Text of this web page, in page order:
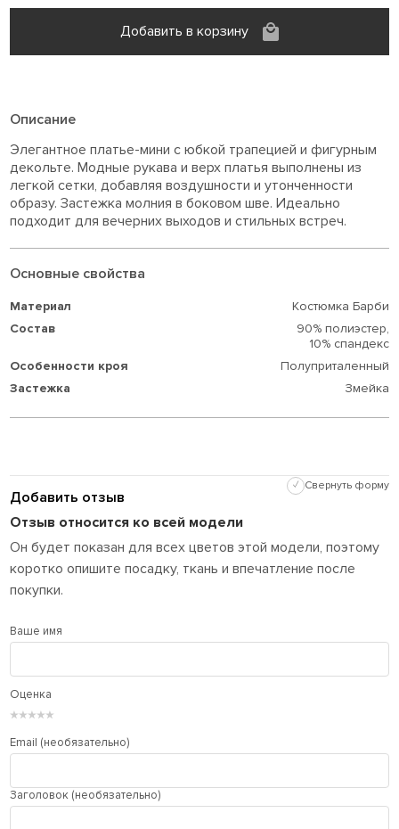
Добавить в корзину
Описание
Элегантное платье-мини с юбкой трапецией и фигурным
декольте. Модные рукава и верх платья выполнены из
легкой сетки, добавляя воздушности и утонченности
образу. Застежка молния в боковом шве. Идеально
подходит для вечерних выходов и стильных встреч.
Основные свойства
Материал
Костюмка Барби
Состав
90% полиэстер,
10% спандекс
Особенности кроя
Полуприталенный
Застежка
Змейка
Добавить отзыв
✓ Свернуть форму
Отзыв относится ко всей модели
Он будет показан для всех цветов этой модели, поэтому
коротко опишите посадку, ткань и впечатление после
покупки.
Ваше имя
Оценка
★
★
★
★
★
Email (необязательно)
Заголовок (необязательно)